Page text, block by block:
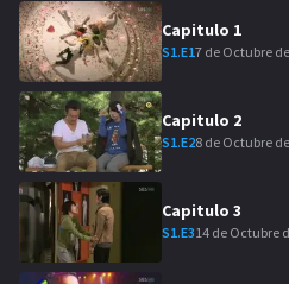
Capitulo 1
S1.E17 de Octubre
Capitulo 2
S1.E28 de Octubre
Capitulo 3
S1.E314 de Octubre